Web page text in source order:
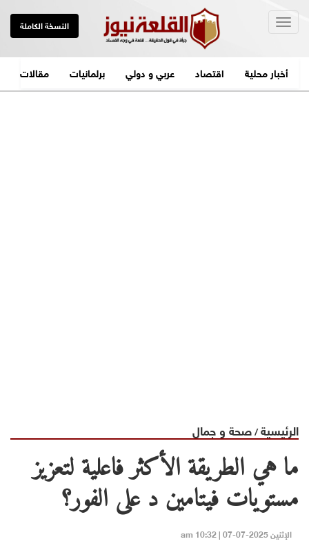
النسخة الكاملة
أخبار محلية اقتصاد عربي و دولي برلمانيات مقالات
الرئيسية/صحة و جمال
ما هي الطريقة الأكثر فاعلية لتعزيز
مستويات فيتامين د على الفور؟
الإثنين 2025-07-07 | 10:32 am